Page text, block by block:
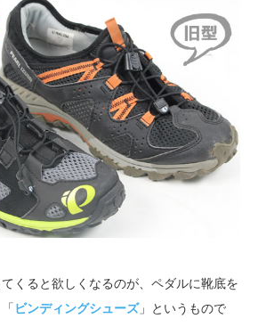
くると欲しくなるのが、ペダルに靴底を
ビンディングシューズ」というもので